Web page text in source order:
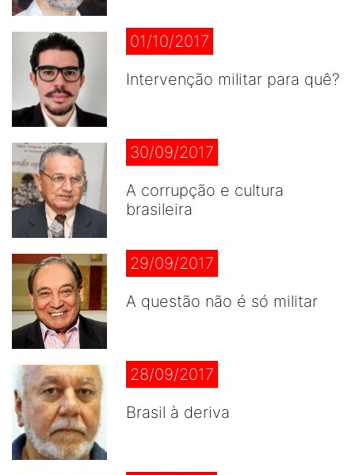
01/10/2017
Intervenção militar para quê?
30/09/2017
A corrupção e cultura
brasileira
29/09/2017
A questão não é só militar
28/09/2017
Brasil à deriva